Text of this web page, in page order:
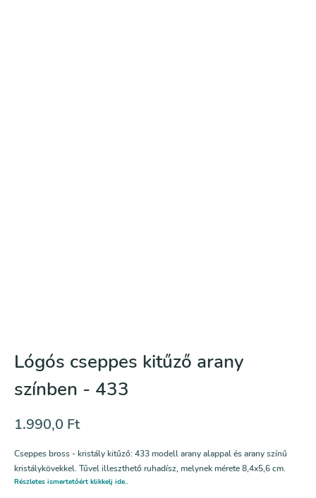
Lógós cseppes kitűző arany
színben - 433
1.990,0 Ft
Cseppes bross - kristály kitűző: 433 modell arany alappal és arany színű
kristálykövekkel. Tűvel illeszthető ruhadísz, melynek mérete 8,4x5,6 cm.
Részletes ismertetőért klikkelj ide..